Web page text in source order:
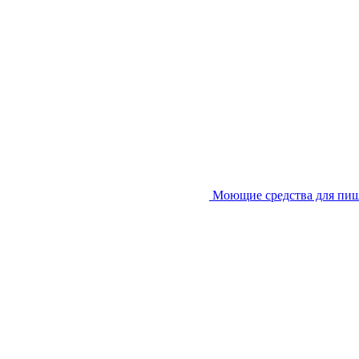
Моющие средства для